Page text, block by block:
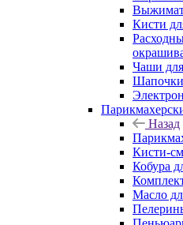
Кисти
Чаши
Шапочки
Назад
Кисти-
Кобура
Масло